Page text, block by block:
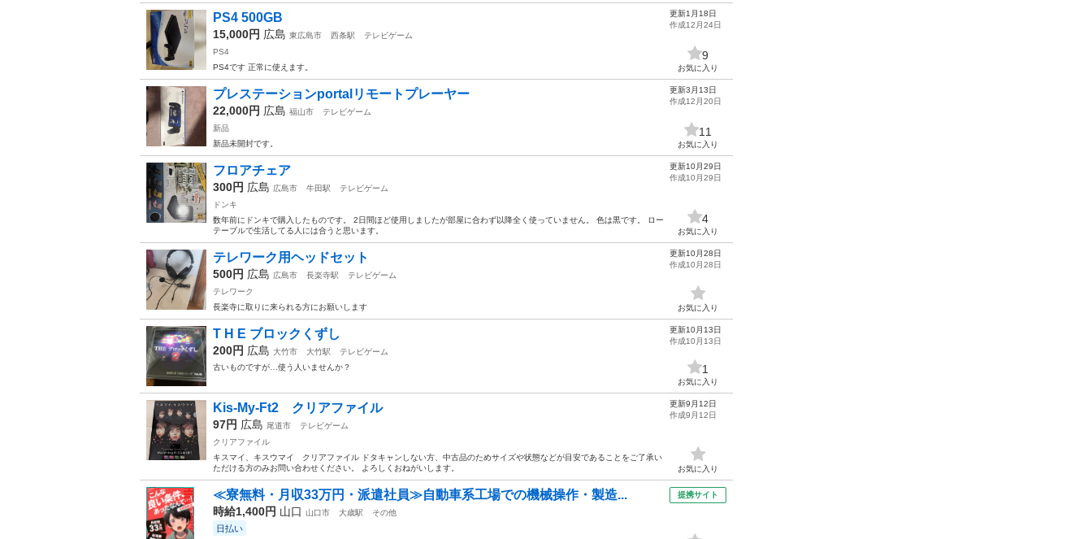
PS4 500GB
15,000円 広島 東広島市 西条駅
テレビゲーム
PS4
PS4です 正常に使えます。
更新1月18日
作成12月24日
9
お気に入り
プレステーションportalリモートプレーヤー
22,000円 広島 福山市
テレビゲーム
新品
新品未開封です。
更新3月13日
作成12月20日
11
お気に入り
フロアチェア
300円 広島 広島市 牛田駅
テレビゲーム
ドンキ
数年前にドンキで購入したものです。 2日間ほど使用しましたが部屋に合わず以降全く使っていません。 色は黒です。 ロー
テーブルで生活してる人には合うと思います。
更新10月29日
作成10月29日
4
お気に入り
テレワーク用ヘッドセット
500円 広島 広島市 長楽寺駅
テレビゲーム
テレワーク
長楽寺に取りに来られる方にお願いします
更新10月28日
作成10月28日
お気に入り
T H E ブロックくずし
200円 広島 大竹市 大竹駅
テレビゲーム
古いものですが…使う人いませんか？
更新10月13日
作成10月13日
1
お気に入り
Kis-My-Ft2 クリアファイル
97円 広島 尾道市
テレビゲーム
クリアファイル
キスマイ、キスウマイ クリアファイル ドタキャンしない方、中古品のためサイズや状態などが目安であることをご了承い
ただける方のみお問い合わせください。 よろしくおねがいします。
更新9月12日
作成9月12日
お気に入り
≪寮無料・月収33万円・派遣社員≫自動車系工場での機械操作・製造...
時給1,400円 山口 山口市 大歳駅 その他
日払い
提携サイト